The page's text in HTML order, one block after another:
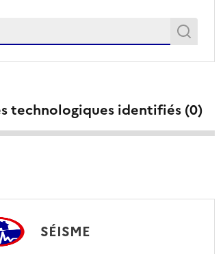
Recherche
technologiques identifiés (0)
SÉISME